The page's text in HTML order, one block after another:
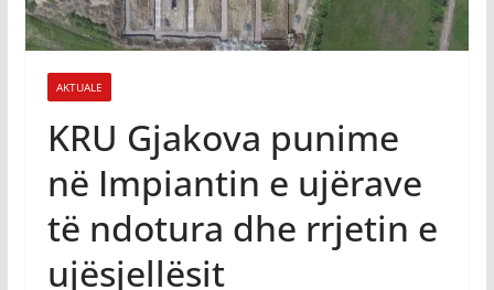
AKTUALE
KRU Gjakova punime
në Impiantin e ujërave
të ndotura dhe rrjetin e
ujësjellësit